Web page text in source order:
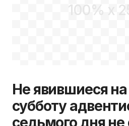
100% x
Не явившиеся
субботу
седьмого дня не